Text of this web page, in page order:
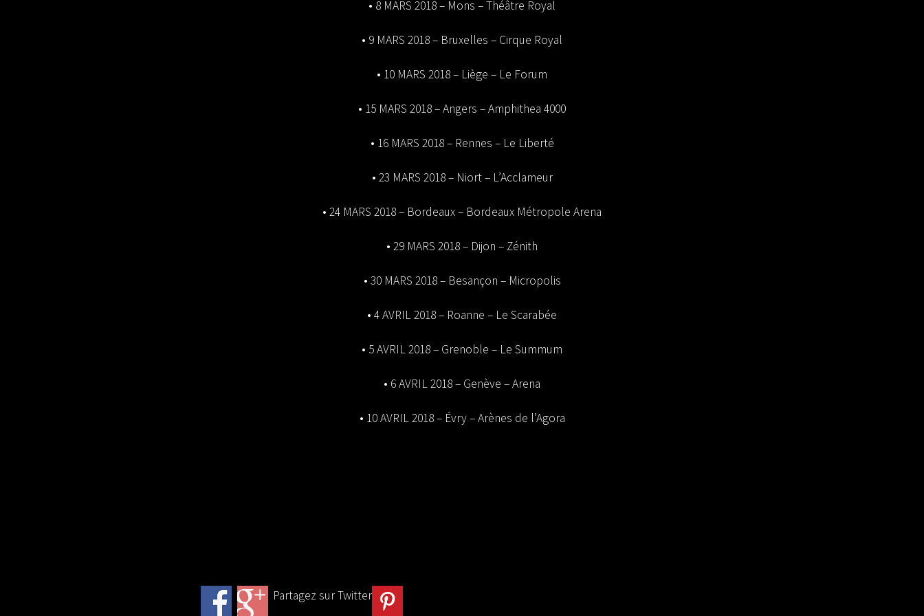
• 8 MARS 2018 – Mons – Théâtre Royal
• 9 MARS 2018 – Bruxelles – Cirque Royal
• 10 MARS 2018 – Liège – Le Forum
• 15 MARS 2018 – Angers – Amphithea 4000
• 16 MARS 2018 – Rennes – Le Liberté
• 23 MARS 2018 – Niort – L’Acclameur
• 24 MARS 2018 – Bordeaux – Bordeaux Métropole Arena
• 29 MARS 2018 – Dijon – Zénith
• 30 MARS 2018 – Besançon – Micropolis
• 4 AVRIL 2018 – Roanne – Le Scarabée
• 5 AVRIL 2018 – Grenoble – Le Summum
• 6 AVRIL 2018 – Genève – Arena
• 10 AVRIL 2018 – Évry – Arènes de l’Agora
Partagez sur Twitter